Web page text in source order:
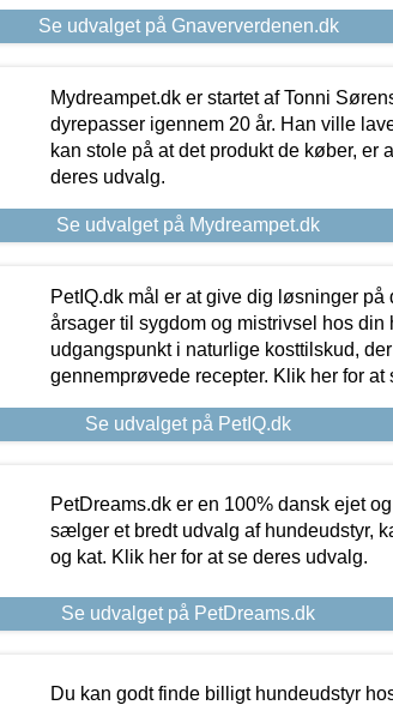
Se udvalget på Gnaververdenen.dk
Mydreampet.dk er startet af Tonni
dyrepasser igennem 20 år. Han ville
kan stole på at det produkt de køber, er
deres udvalg.
Se udvalget på Mydreampet.dk
PetIQ.dk mål er at give dig løsninger på
årsager til sygdom og mistrivsel hos din
udgangspunkt i naturlige kosttilskud,
gennemprøvede recepter. Klik her for at
Se udvalget på PetIQ.dk
PetDreams.dk er en 100% dansk ejet
sælger et bredt udvalg af hundeudstyr,
og kat. Klik her for at se deres udvalg.
Se udvalget på PetDreams.dk
Du kan godt finde billigt hundeudstyr